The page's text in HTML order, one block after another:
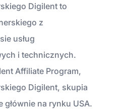
Digilent to
z
usług
i technicznych.
Affiliate Program,
Digilent, skupia
głównie na rynku USA.